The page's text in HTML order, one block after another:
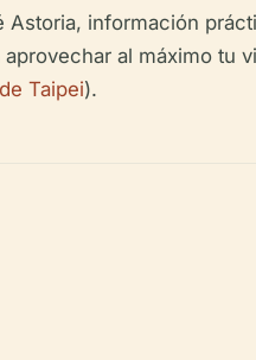
Astoria, información
al máximo tu
Taipei).